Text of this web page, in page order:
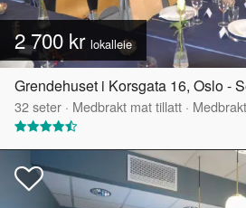
2 700 kr lokalleie
32seter · Medbrakt mat tillatt ·